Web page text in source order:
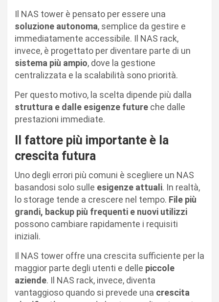
Il NAS tower è pensato per essere una
soluzione autonoma, semplice da gestire e
immediatamente accessibile. Il NAS rack,
invece, è progettato per diventare parte di un
sistema più ampio, dove la gestione
centralizzata e la scalabilità sono priorità.
Per questo motivo, la scelta dipende più dalla
struttura e dalle esigenze future che dalle
prestazioni immediate.
Il fattore più importante è la
crescita futura
Uno degli errori più comuni è scegliere un NAS
basandosi solo sulle esigenze attuali. In realtà,
lo storage tende a crescere nel tempo. File più
grandi, backup più frequenti e nuovi utilizzi
possono cambiare rapidamente i requisiti
iniziali.
Il NAS tower offre una crescita sufficiente per la
maggior parte degli utenti e delle piccole
aziende. Il NAS rack, invece, diventa
vantaggioso quando si prevede una crescita